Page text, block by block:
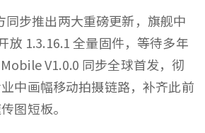
同步推出两大重磅更新，旗舰中
放 1.3.16.1 全量固件，等待多年
V1.0.0 同步全球首发，彻
中画幅移动拍摄链路，补齐此前
图短板。